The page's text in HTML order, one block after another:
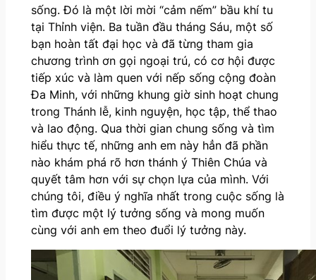
sống. Đó là một lời mời “cảm nếm” bầu khí tu
tại Thỉnh viện. Ba tuần đầu tháng Sáu, một số
bạn hoàn tất đại học và đã từng tham gia
chương trình ơn gọi ngoại trú, có cơ hội được
tiếp xúc và làm quen với nếp sống cộng đoàn
Đa Minh, với những khung giờ sinh hoạt chung
trong Thánh lễ, kinh nguyện, học tập, thể thao
và lao động. Qua thời gian chung sống và tìm
hiểu thực tế, những anh em này hẳn đã phần
nào khám phá rõ hơn thánh ý Thiên Chúa và
quyết tâm hơn với sự chọn lựa của mình. Với
chúng tôi, điều ý nghĩa nhất trong cuộc sống là
tìm được một lý tưởng sống và mong muốn
cùng với anh em theo đuổi lý tưởng này.